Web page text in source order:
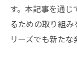
す。本記事を通
るための取り組
リーズでも新たな